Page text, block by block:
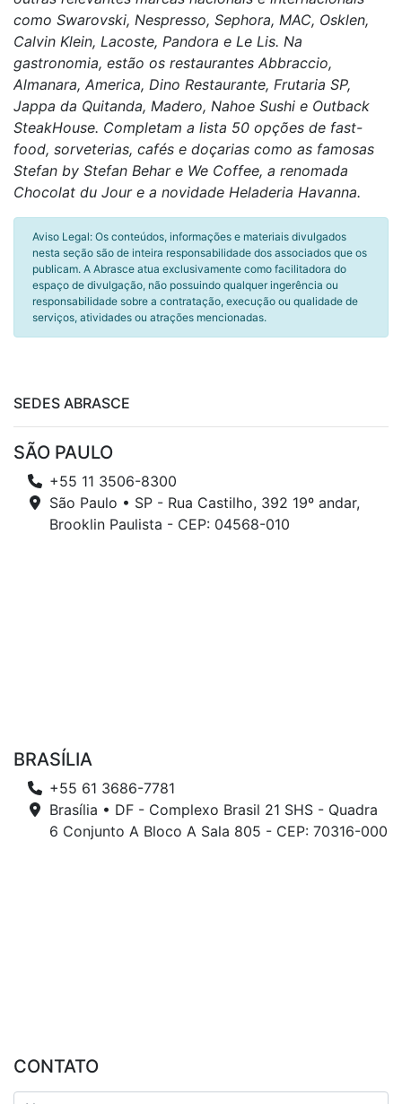
como Swarovski, Nespresso, Sephora, MAC, Osklen,
Calvin Klein, Lacoste, Pandora e Le Lis. Na
gastronomia, estão os restaurantes Abbraccio,
Almanara, America, Dino Restaurante, Frutaria SP,
Jappa da Quitanda, Madero, Nahoe Sushi e Outback
SteakHouse. Completam a lista 50 opções de fast-
food, sorveterias, cafés e doçarias como as famosas
Stefan by Stefan Behar e We Coffee, a renomada
Chocolat du Jour e a novidade Heladeria Havanna.
Aviso Legal: Os conteúdos, informações e materiais divulgados
nesta seção são de inteira responsabilidade dos associados que os
publicam. A Abrasce atua exclusivamente como facilitadora do
espaço de divulgação, não possuindo qualquer ingerência ou
responsabilidade sobre a contratação, execução ou qualidade de
serviços, atividades ou atrações mencionadas.
SEDES ABRASCE
SÃO PAULO
+55 11 3506-8300
São Paulo • SP - Rua Castilho, 392 19º andar,
Brooklin Paulista - CEP: 04568-010
BRASÍLIA
+55 61 3686-7781
Brasília • DF - Complexo Brasil 21 SHS - Quadra
6 Conjunto A Bloco A Sala 805 - CEP: 70316-000
CONTATO